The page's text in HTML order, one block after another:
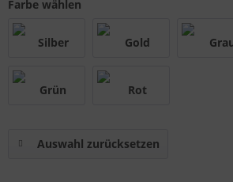
Farbe wählen
Auswahl zurücksetzen